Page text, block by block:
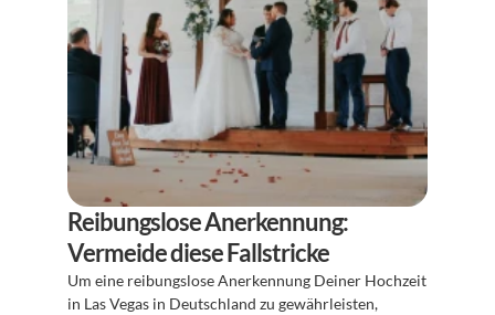
Reibungslose Anerkennung:
Vermeide diese Fallstricke
Um eine reibungslose Anerkennung Deiner Hochzeit
in Las Vegas in Deutschland zu gewährleisten,